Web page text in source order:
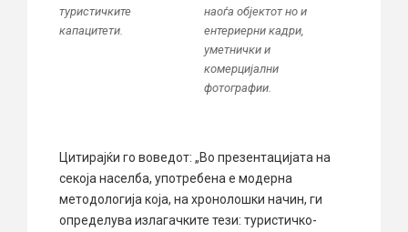
туристичките
капацитети.
наоѓа објектот но и
ентериерни кадри,
уметнички и
комерцијални
фотографии.
Цитирајќи го воведот: „Во презентацијата на
секоја населба, употребена е модерна
методологија која, на хронолошки начин, ги
определува излагачките тези: туристичко-